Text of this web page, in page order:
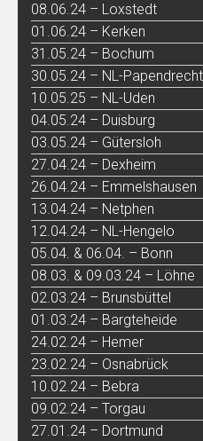
08.06.24 – Loxstedt
01.06.24 – Kerken
31.05.24 – Bochum
30.05.24 – NL-Papendrecht
10.05.25 – NL-Uden
04.05.24 – Duisburg
03.05.24 – Gütersloh
27.04.24 – Dexheim
26.04.24 – Emmelshausen
13.04.24 – Netphen
12.04.24 – NL-Hengelo
05.04. & 06.04. – Bonn
08.03. & 09.03.24 – Löhne
02.03.24 – Brunsbüttel
01.03.24 – Bargteheide
24.02.24 – Hemer
23.02.24 – Osnabrück
10.02.24 – Bebra
09.02.24 – Torgau
27.01.24 – Dortmund